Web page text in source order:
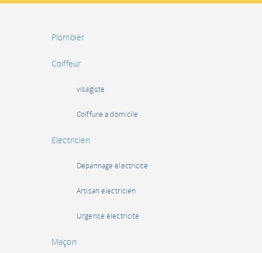
Plombier
Coiffeur
visagiste
Coiffure à domicile
Electricien
Dépannage électricité
Artisan électricien
Urgence électricité
Maçon